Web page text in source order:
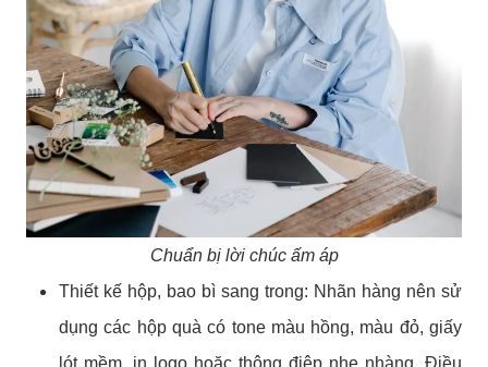
Chuẩn bị lời chúc ấm áp
Thiết kế hộp, bao bì sang trong: Nhãn hàng nên sử
dụng các hộp quà có tone màu hồng, màu đỏ, giấy
lót mềm, in logo hoặc thông điệp nhẹ nhàng. Điều